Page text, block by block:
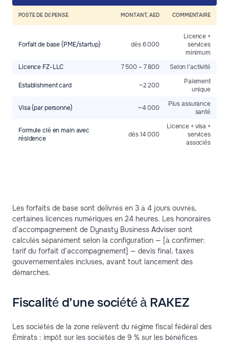
POSTE DE DÉPENSE MONTANT, AED COMMENTAIRE
Forfait de base (PME/startup) dès 6 000
Licence +
services
minimum
Licence FZ-LLC
7 500 – 7 800 Selon l’activité
Establishment card ~2 200
Paiement
unique
Visa (par personne) ~4 000
Plus assurance
santé
Formule clé en main avec
résidence
dès 14 000
Licence + visa +
services
associés
Les forfaits de base sont délivrés en 3 à 4 jours ouvrés,
certaines licences numériques en 24 heures. Les honoraires
d’accompagnement de Dynasty Business Adviser sont
calculés séparément selon la configuration — [à confirmer:
tarif du forfait d’accompagnement] — devis final, taxes
gouvernementales incluses, avant tout lancement des
démarches.
Fiscalité d’une société à RAKEZ
Les sociétés de la zone relèvent du régime fiscal fédéral des
Émirats : impôt sur les sociétés de 9 % sur les bénéfices